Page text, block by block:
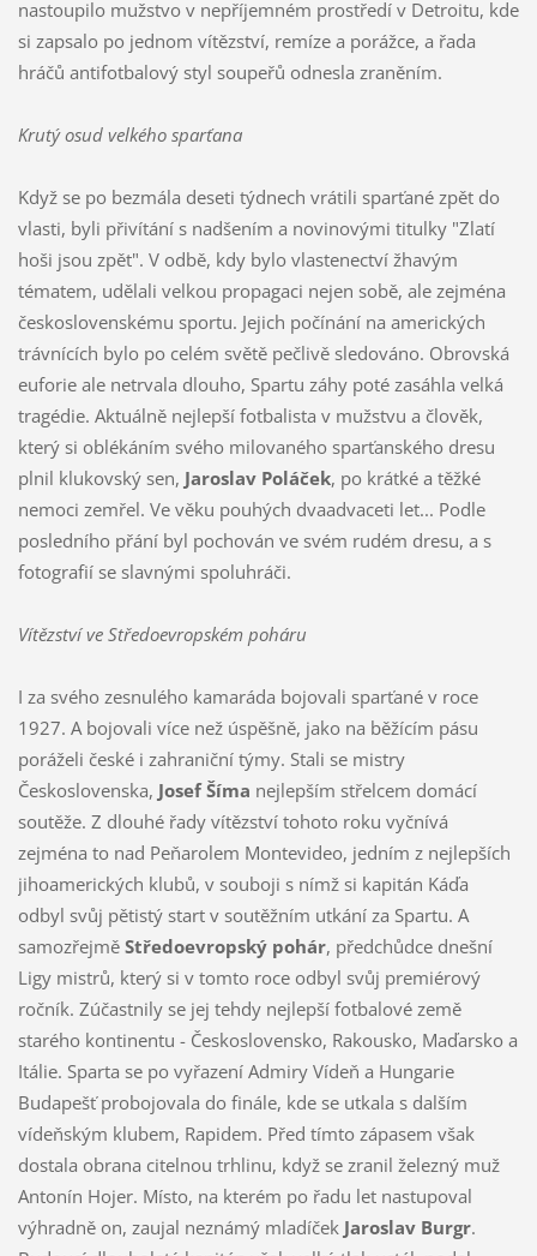
nastoupilo mužstvo v nepříjemném prostředí v Detroitu, kde
si zapsalo po jednom vítězství, remíze a porážce, a řada
hráčů antifotbalový styl soupeřů odnesla zraněním.
Krutý osud velkého sparťana
Když se po bezmála deseti týdnech vrátili sparťané zpět do
vlasti, byli přivítání s nadšením a novinovými titulky "Zlatí
hoši jsou zpět". V odbě, kdy bylo vlastenectví žhavým
tématem, udělali velkou propagaci nejen sobě, ale zejména
československému sportu. Jejich počínání na amerických
trávnících bylo po celém světě pečlivě sledováno. Obrovská
euforie ale netrvala dlouho, Spartu záhy poté zasáhla velká
tragédie. Aktuálně nejlepší fotbalista v mužstvu a člověk,
který si oblékáním svého milovaného sparťanského dresu
plnil klukovský sen, Jaroslav Poláček, po krátké a těžké
nemoci zemřel. Ve věku pouhých dvaadvaceti let... Podle
posledního přání byl pochován ve svém rudém dresu, a s
fotografií se slavnými spoluhráči.
Vítězství ve Středoevropském poháru
I za svého zesnulého kamaráda bojovali sparťané v roce
1927. A bojovali více než úspěšně, jako na běžícím pásu
poráželi české i zahraniční týmy. Stali se mistry
Československa, Josef Šíma nejlepším střelcem domácí
soutěže. Z dlouhé řady vítězství tohoto roku vyčnívá
zejména to nad Peňarolem Montevideo, jedním z nejlepších
jihoamerických klubů, v souboji s nímž si kapitán Káďa
odbyl svůj pětistý start v soutěžním utkání za Spartu. A
samozřejmě Středoevropský pohár, předchůdce dnešní
Ligy mistrů, který si v tomto roce odbyl svůj premiérový
ročník. Zúčastnily se jej tehdy nejlepší fotbalové země
starého kontinentu - Československo, Rakousko, Maďarsko a
Itálie. Sparta se po vyřazení Admiry Vídeň a Hungarie
Budapešť probojovala do finále, kde se utkala s dalším
vídeňským klubem, Rapidem. Před tímto zápasem však
dostala obrana citelnou trhlinu, když se zranil železný muž
Antonín Hojer. Místo, na kterém po řadu let nastupoval
výhradně on, zaujal neznámý mladíček Jaroslav Burgr.